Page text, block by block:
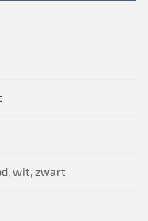
wit, zwart